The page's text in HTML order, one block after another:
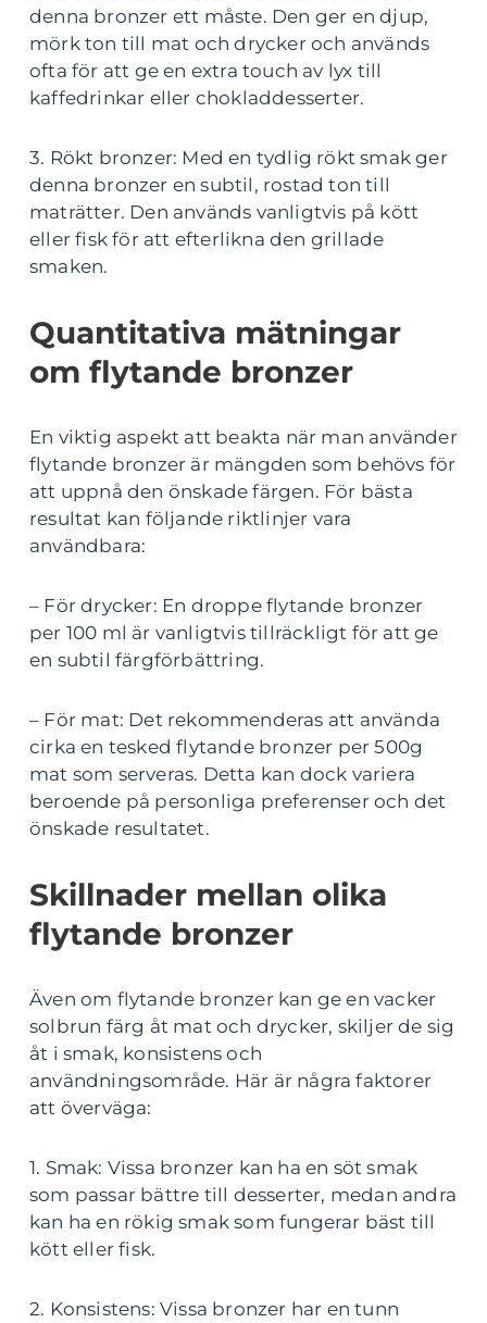
denna bronzer ett måste. Den ger en djup,
mörk ton till mat och drycker och används
ofta för att ge en extra touch av lyx till
kaffedrinkar eller chokladdesserter.
3. Rökt bronzer: Med en tydlig rökt smak ger
denna bronzer en subtil, rostad ton till
maträtter. Den används vanligtvis på kött
eller fisk för att efterlikna den grillade
smaken.
Quantitativa mätningar
om flytande bronzer
En viktig aspekt att beakta när man använder
flytande bronzer är mängden som behövs för
att uppnå den önskade färgen. För bästa
resultat kan följande riktlinjer vara
användbara:
– För drycker: En droppe flytande bronzer
per 100 ml är vanligtvis tillräckligt för att ge
en subtil färgförbättring.
– För mat: Det rekommenderas att använda
cirka en tesked flytande bronzer per 500g
mat som serveras. Detta kan dock variera
beroende på personliga preferenser och det
önskade resultatet.
Skillnader mellan olika
flytande bronzer
Även om flytande bronzer kan ge en vacker
solbrun färg åt mat och drycker, skiljer de sig
åt i smak, konsistens och
användningsområde. Här är några faktorer
att överväga:
1. Smak: Vissa bronzer kan ha en söt smak
som passar bättre till desserter, medan andra
kan ha en rökig smak som fungerar bäst till
kött eller fisk.
2. Konsistens: Vissa bronzer har en tunn